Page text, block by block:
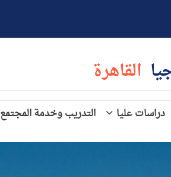
القاهرة
دراسات عليا التدريب وخدمة المجتمع